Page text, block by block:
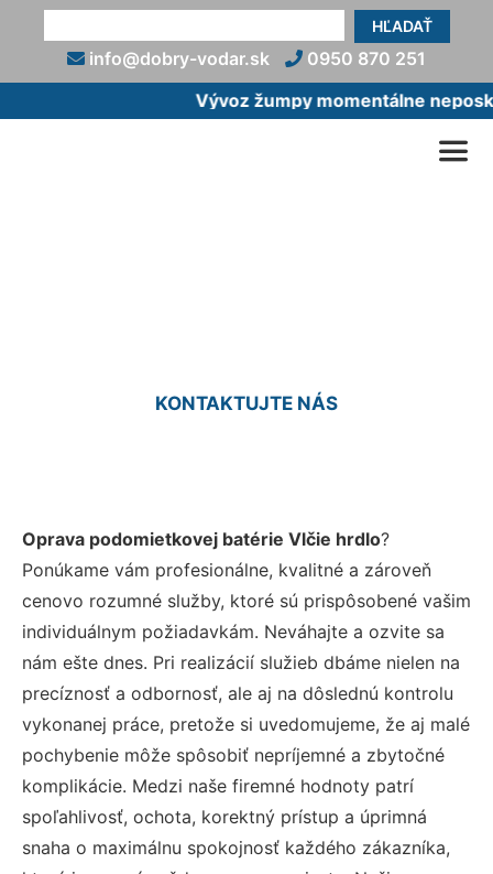
HĽADAŤ
info@dobry-vodar.sk
0950 870 251
Vývoz žumpy momentálne
KONTAKTUJTE NÁS
Oprava podomietkovej batérie Vlčie hrdlo?
Ponúkame vám profesionálne, kvalitné a zároveň
cenovo rozumné služby, ktoré sú prispôsobené vašim
individuálnym požiadavkám. Neváhajte a ozvite sa
nám ešte dnes. Pri realizácií služieb dbáme nielen na
precíznosť a odbornosť, ale aj na dôslednú kontrolu
vykonanej práce, pretože si uvedomujeme, že aj malé
pochybenie môže spôsobiť nepríjemné a zbytočné
komplikácie. Medzi naše firemné hodnoty patrí
spoľahlivosť, ochota, korektný prístup a úprimná
snaha o maximálnu spokojnosť každého zákazníka,